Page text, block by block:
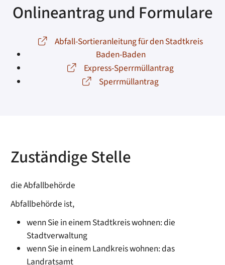
Onlineantrag und Formulare
Abfall-Sortieranleitung für den Stadtkreis
Baden-Baden
Express-Sperrmüllantrag
Sperrmüllantrag
Zuständige Stelle
die Abfallbehörde
Abfallbehörde ist,
wenn Sie in einem Stadtkreis wohnen: die
Stadtverwaltung
wenn Sie in einem Landkreis wohnen: das
Landratsamt